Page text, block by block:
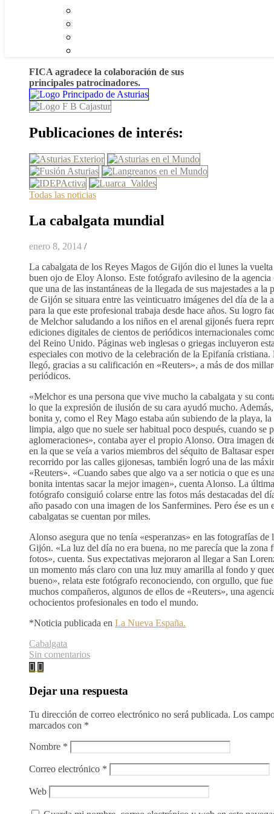
FICA agradece la colaboración de sus
principales patrocinadores.
Publicaciones de interés:
Todas las noticias
La cabalgata mundial
enero 8, 2014 /
La cabalgata de los Reyes Magos de Gijón dio el lunes la
buen ojo de Eloy Alonso. Este fotógrafo avilesino de la agencia
que una de las instantáneas de la llegada de sus majestades a la
de Gijón se situara entre las veinticuatro imágenes del día de la
para la que este profesional trabaja desde hace años. Su logro
de Melchor saludando a los niños en el arenal gijonés fuera
ediciones digitales de cientos de periódicos internacionales
del Reino Unido. Páginas web inglesas o griegas incluyeron
especiales con motivo de la celebración de la Epifanía
llegó, gracias a su calificación en «Reuters», a más de dos
periódicos.
«Melchor es una persona que vive mucho la cabalgata y su
lo que la expresión de ilusión de su cara ayudó mucho.
bonita y, como el Rey Mago estaba aún subiendo de la playa,
limpia, algo que no suele ser habitual poco después, cuando se
aglomeraciones», contaba ayer el propio Alonso. Otra imagen
en la que se veía a varios miembros del séquito de Baltasar
recorrido por las calles gijonesas, también logró una de las
«Reuters». «Cuando sabes que algo va a ser noticia o que es
bonita intentas sacar la mejor imagen», cuenta Alonso. La
fotógrafo consiguió colarse entre las fotos más destacadas del
año pasado con una imagen de los Sanfermines. Pero ése es un
cabalgatas se cuentan por miles.
Alonso asegura que no tenía «esperanzas» en las fotografías de
Gijón. «La luz del día no era buena, no me parecía que la zona
fotos», cuenta. Sus expectativas mejoraron al llegar a San
un momento más claro con una luz muy amarilla al fondo y
bueno», relata este fotógrafo reconociendo, con orgullo, que
muchos compañeros, algunos de ellos de «Reuters», una
ochocientos profesionales en todo el mundo.
*Noticia publicada en La Nueva España.
Cabalgata
Sin comentarios
Dejar una respuesta
Tu dirección de correo electrónico no será publicada. Los
marcados con *
Nombre *
Correo electrónico *
Web